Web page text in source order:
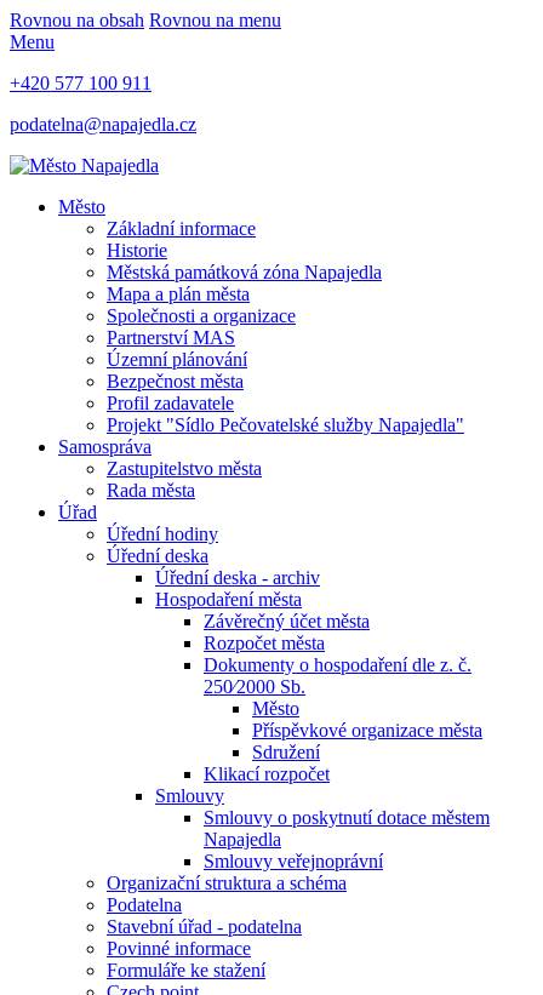
Rovnou na obsah Rovnou na menu
Menu
+420 577 100 911
podatelna@napajedla.cz
Město
Základní informace
Historie
Městská památková zóna Napajedla
Mapa a plán města
Společnosti a organizace
Partnerství MAS
Územní plánování
Bezpečnost města
Profil zadavatele
Projekt "Sídlo Pečovatelské služby Napajedla"
Samospráva
Zastupitelstvo města
Rada města
Úřad
Úřední hodiny
Úřední deska
Úřední deska - archiv
Hospodaření města
Závěrečný účet města
Rozpočet města
Dokumenty o hospodaření dle z. č.
250⁄2000 Sb.
Město
Příspěvkové organizace města
Sdružení
Klikací rozpočet
Smlouvy
Smlouvy o poskytnutí dotace městem
Napajedla
Smlouvy veřejnoprávní
Organizační struktura a schéma
Podatelna
Stavební úřad - podatelna
Povinné informace
Formuláře ke stažení